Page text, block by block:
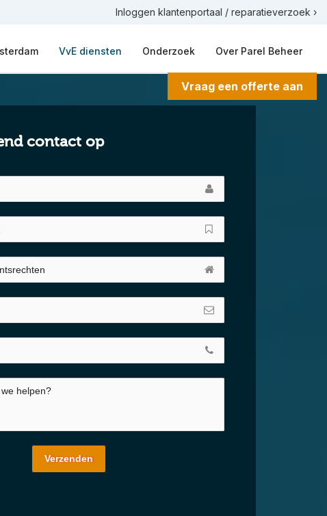
Inloggen klantenportaal / reparatieverzoek ›
VvE diensten Onderzoek Over Parel Beheer
Vraag een offerte aan
contact op
Verzenden